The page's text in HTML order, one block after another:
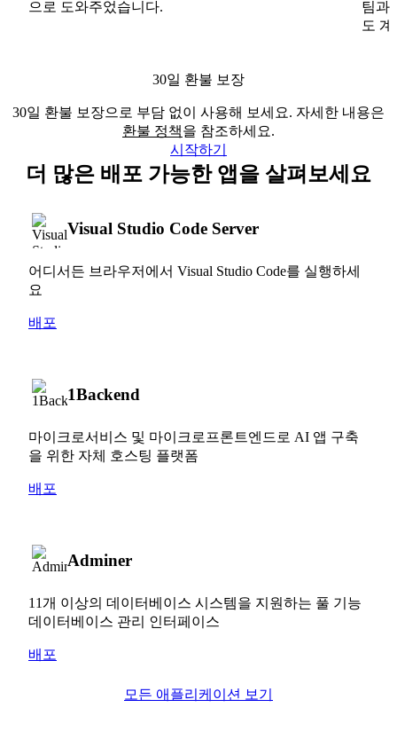
으로 도와주었습니다.
팀과
도
30일 환불 보장
30일 환불 보장으로 부담 없이 사용해 보세요. 자세한 내용은
환불 정책을 참조하세요.
시작하기
더 많은 배포 가능한 앱을 살펴보세요
Visual Studio Code Server
어디서든 브라우저에서 Visual Studio Code를 실행하세
요
배포
1Backend
마이크로서비스 및 마이크로프론트엔드로 AI 앱 구축
을 위한 자체 호스팅 플랫폼
배포
Adminer
11개 이상의 데이터베이스 시스템을 지원하는 풀 기능
데이터베이스 관리 인터페이스
배포
모든 애플리케이션 보기